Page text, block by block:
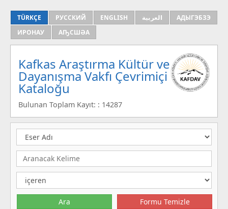
TÜRKÇE РУССКИЙ ENGLISH العربية
АДЫГЭБЗЭ
ИРОНАУ
АҦСШӘА
Kafkas Araştırma Kültür ve
Dayanışma Vakfı Çevrimiçi
Kataloğu
Bulunan Toplam Kayıt: : 14287